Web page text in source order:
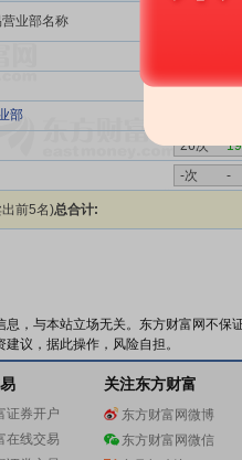
业部名称
363次
部
26次
-次 -
前5名)总合计:
，与本站立场无关。东方财富网不
议，据此操作，风险自担。